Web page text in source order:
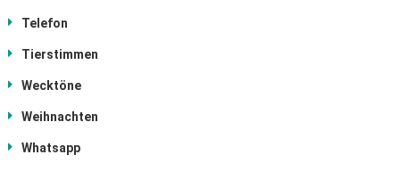
Telefon
Tierstimmen
Wecktöne
Weihnachten
Whatsapp